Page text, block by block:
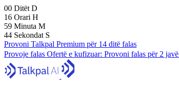
00 Ditët D
16 Orari H
59 Minuta M
43 Sekondat S
Provoni Talkpal Premium për 14 ditë falas
Provoje falas Ofertë e kufizuar: Provoni falas për 2 javë